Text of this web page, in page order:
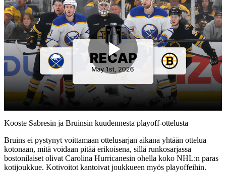
Play
Video
Kooste Sabresin ja Bruinsin kuudennesta playoff-ottelusta
Bruins ei pystynyt voittamaan ottelusarjan aikana yhtään ottelua
kotonaan, mitä voidaan pitää erikoisena, sillä runkosarjassa
bostonilaiset olivat Carolina Hurricanesin ohella koko NHL:n paras
kotijoukkue. Kotivoitot kantoivat joukkueen myös playoffeihin.